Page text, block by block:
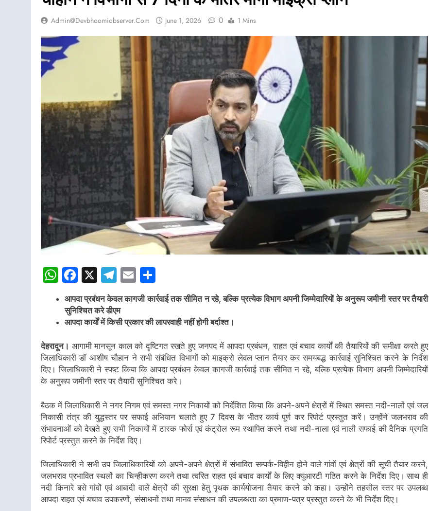
Admin@devbhoomiobserver.com June 1, 2026 0 1 Mins
WhatsApp
Facebook
X Telegram
Email
आपदा प्रबंधन केवल कागजी कार्रवाई तक सीमित न रहे, बल्कि प्रत्येक विभाग अपनी जिम्मेदारियों के अनुरूप जमीनी स्तर पर तैयारी
सुनिश्चित करे डीएम
आपदा कार्यों में किसी प्रकार की लापरवाही नहीं होगी बर्दाश्त।
देहरादून। आगामी मानसून काल को दृष्टिगत रखते हुए जनपद में आपदा प्रबंधन, राहत एवं बचाव कार्यों की तैयारियों की समीक्षा करते हुए
जिलाधिकारी डॉ आशीष चौहान ने सभी संबंधित विभागों को माइक्रो लेवल प्लान तैयार कर समयबद्ध कार्रवाई सुनिश्चित करने के निर्देश
दिए। जिलाधिकारी ने स्पष्ट किया कि आपदा प्रबंधन केवल कागजी कार्रवाई तक सीमित न रहे, बल्कि प्रत्येक विभाग अपनी जिम्मेदारियों
के अनुरूप जमीनी स्तर पर तैयारी सुनिश्चित करे।
बैठक में जिलाधिकारी ने नगर निगम एवं समस्त नगर निकायों को निर्देशित किया कि अपने-अपने क्षेत्रों में स्थित समस्त नदी-नालों एवं जल
निकासी तंत्र की युद्धस्तर पर सफाई अभियान चलाते हुए 7 दिवस के भीतर कार्य पूर्ण कर रिपोर्ट प्रस्तुत करें। उन्होंने जलभराव की
संभावनाओं को देखते हुए सभी निकायों में टास्क फोर्स एवं कंट्रोल रूम स्थापित करने तथा नदी-नाला एवं नाली सफाई की दैनिक प्रगति
रिपोर्ट प्रस्तुत करने के निर्देश दिए।
जिलाधिकारी ने सभी उप जिलाधिकारियों को अपने-अपने क्षेत्रों में संभावित सम्पर्क-विहीन होने वाले गांवों एवं क्षेत्रों की सूची तैयार करने,
जलभराव प्रभावित स्थलों का चिन्हीकरण करने तथा त्वरित राहत एवं बचाव कार्यों के लिए क्यूआरटी गठित करने के निर्देश दिए। साथ ही
नदी किनारे बसे गांवों एवं आबादी वाले क्षेत्रों की सुरक्षा हेतु पृथक कार्ययोजना तैयार करने को कहा। उन्होंने तहसील स्तर पर उपलब्ध
आपदा राहत एवं बचाव उपकरणों, संसाधनों तथा मानव संसाधन की उपलब्धता का प्रमाण-पत्र प्रस्तुत करने के भी निर्देश दिए।